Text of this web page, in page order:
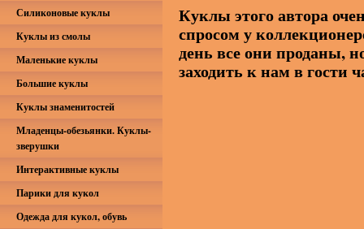
Куклы этого автора
спросом у
день все они проданы,
заходить к нам в гости
Силиконовые куклы
Куклы из смолы
Маленькие куклы
Большие куклы
Куклы знаменитостей
Младенцы-обезьянки. Куклы-
зверушки
Интерактивные куклы
Парики для кукол
Одежда для кукол, обувь